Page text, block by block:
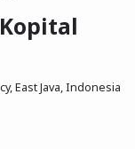
East Java, Indonesia